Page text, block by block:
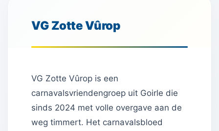
VG Zotte Vûrop
VG Zotte Vûrop is een
carnavalsvriendengroep uit Goirle die
sinds 2024 met volle overgave aan de
weg timmert. Het carnavalsbloed